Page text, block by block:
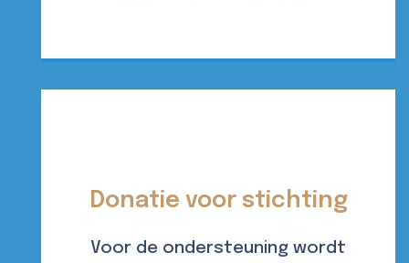
Donatie voor stichting
Voor de ondersteuning wordt